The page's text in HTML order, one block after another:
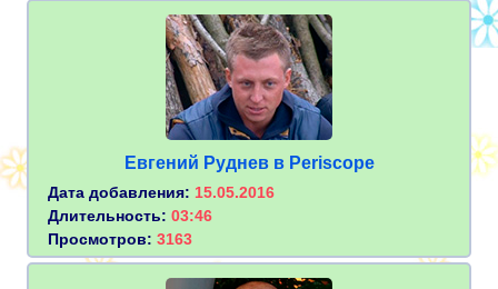
Евгений Руднев в Periscope
Дата добавления: 15.05.2016
Длительность: 03:46
Просмотров: 3163